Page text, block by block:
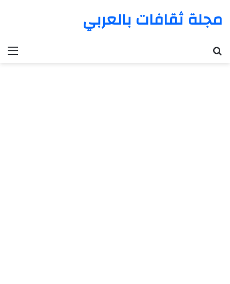
مجلة ثقافات بالعربي